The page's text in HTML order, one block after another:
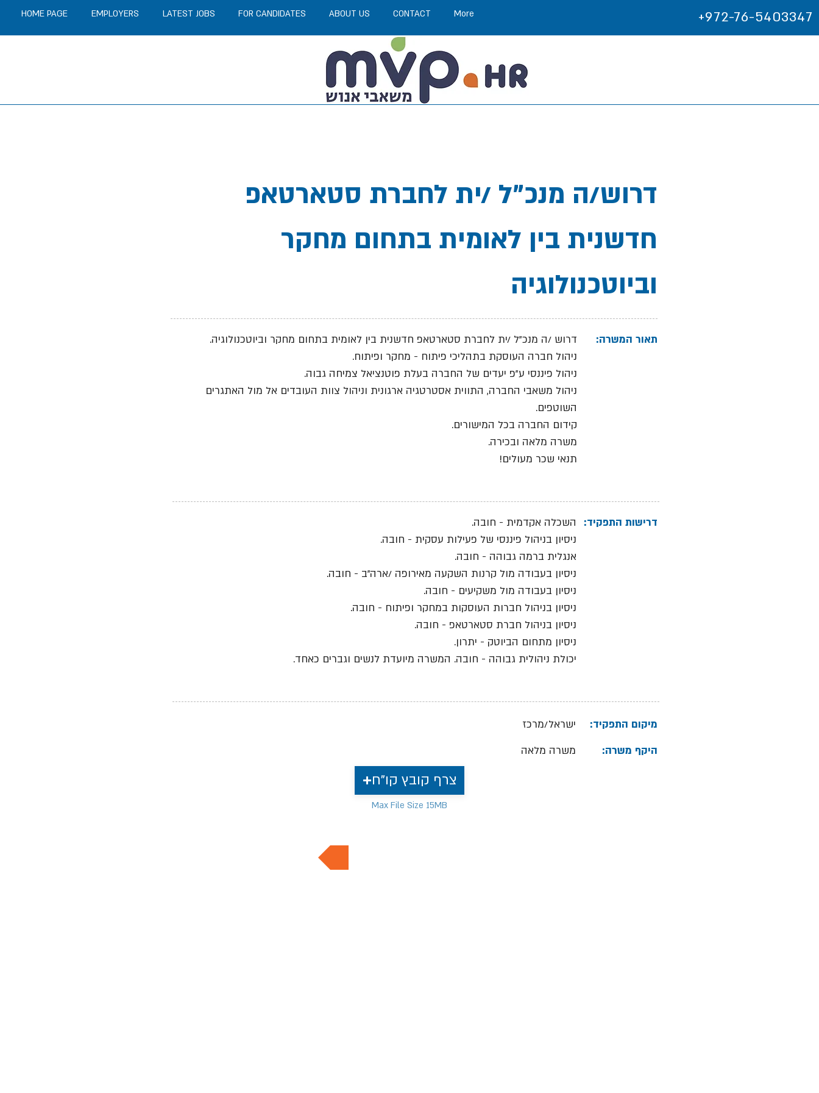
HOME PAGE EMPLOYERS LATEST JOBS FOR CANDIDATES ABOUT US CONTACT More +972-76-5403347
דרוש/ה מנכ"ל /ית לחברת סטארטאפ
חדשנית בין לאומית בתחום מחקר
וביוטכנולוגיה
דרוש /ה מנכ"ל /ית לחברת סטארטאפ חדשנית בין לאומית בתחום מחקר וביוטכנולוגיה.
ניהול חברה העוסקת בתהליכי פיתוח - מחקר ופיתוח.
ניהול פיננסי ע"פ יעדים של החברה בעלת פוטנציאל צמיחה גבוה.
ניהול משאבי החברה, התווית אסטרטגיה ארגונית וניהול צוות העובדים אל מול האתגרים
השוטפים.
קידום החברה בכל המישורים.
משרה מלאה ובכירה.
תנאי שכר מעולים!
תאור המשרה:
השכלה אקדמית - חובה.
ניסיון בניהול פיננסי של פעילות עסקית - חובה.
אנגלית ברמה גבוהה - חובה.
ניסיון בעבודה מול קרנות השקעה מאירופה /ארה"ב - חובה.
ניסיון בעבודה מול משקיעים - חובה.
ניסיון בניהול חברות העוסקות במחקר ופיתוח - חובה.
ניסיון בניהול חברת סטארטאפ - חובה.
ניסיון מתחום הביוטק - יתרון.
יכולת ניהולית גבוהה - חובה. המשרה מיועדת לנשים וגברים כאחד.
דרישות התפקיד:
ישראל/מרכז
מיקום התפקיד:
משרה מלאה
היקף משרה:
צרף קובץ קו"ח
Max File Size 15MB